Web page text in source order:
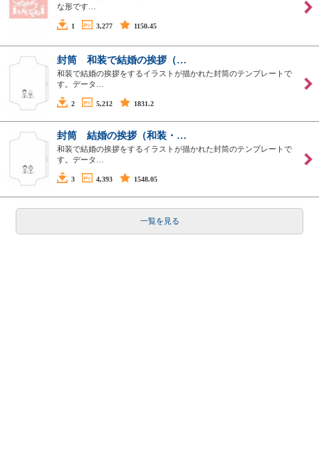
な形です…
1 3,277 1150.45
封筒 和装で結婚の挨拶（…
和装で結婚の挨拶をするイラストが描かれた封筒のテンプレートで
す。データ…
2 5,212 1831.2
封筒 結婚の挨拶（和装・…
和装で結婚の挨拶をするイラストが描かれた封筒のテンプレートで
す。データ…
3 4,393 1548.05
一覧を見る